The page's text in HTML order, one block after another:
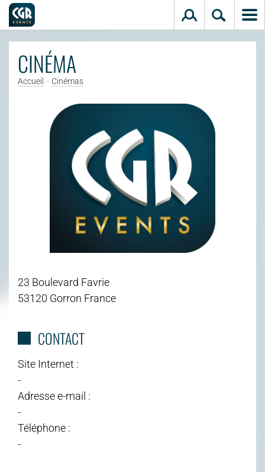
Aller au contenu principal
CINÉMA
Accueil > Cinémas
23 Boulevard Favrie
53120 Gorron France
CONTACT
Site Internet :
-
Adresse e-mail :
-
Téléphone :
-